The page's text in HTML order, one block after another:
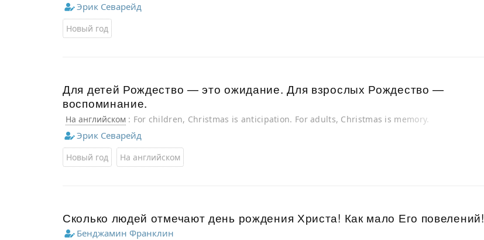
Эрик Севарейд
Новый год
Для детей Рождество — это ожидание. Для взрослых Рождество —
воспоминание.
На английском : For children, Christmas is anticipation. For adults, Christmas is memory.
Эрик Севарейд
Новый год На английском
Сколько людей отмечают день рождения Христа! Как мало Его повелений!
Бенджамин Франклин